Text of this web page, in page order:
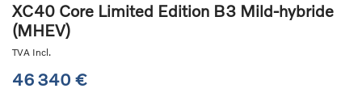
XC40 Core Limited Edition B3 Mild-hybride
(MHEV)
TVA Incl.
46 340 €